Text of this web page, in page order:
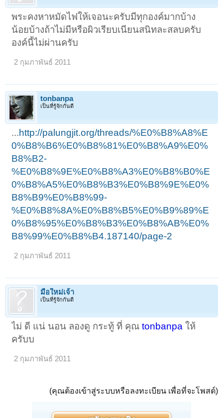
พระคงหาหมัดไฟให้เจอนะครับมีทุกองค์มากบ้าง
น้อยบ้างถ้าไม่มีหรือผิวเรียบเนียนสนิทละสลบครับ
องค์นี้ไม่ผ่านครับ
2 กุมภาพันธ์ 2011
tonbanpa
เป็นที่รู้จักกันดี
...http://palungjit.org/threads/%E0%B8%A8%E
0%B8%B6%E0%B8%81%E0%B8%A9%E0%
B8%B2-
%E0%B8%9E%E0%B8%A3%E0%B8%B0%E
0%B8%A5%E0%B8%B3%E0%B8%9E%E0%
B8%B9%E0%B8%99-
%E0%B8%8A%E0%B8%B5%E0%B9%89%E
0%B8%95%E0%B8%B3%E0%B8%AB%E0%
B8%99%E0%B8%B4.187140/page-2
2 กุมภาพันธ์ 2011
มือใหม่เจ้า
เป็นที่รู้จักกันดี
ไม่ ดี แน่ นอน ลองดู กระทู้ ที่ คุณtonbanpa ให้
ครับบ
2 กุมภาพันธ์ 2011
(คุณต้องเข้าสู่ระบบหรือลงทะเบียน เพื่อที่จะโพสต์)